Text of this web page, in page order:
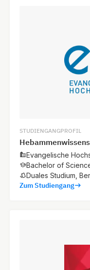
STUDIENGANGPROFIL
Evangelische
Bachelor of
Duales Studium,
Zum Studiengang